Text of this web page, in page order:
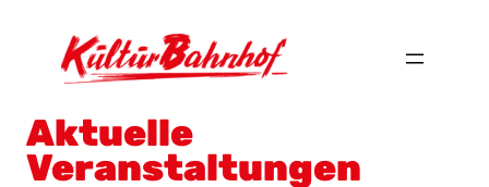
Aktuelle
Veranstaltungen